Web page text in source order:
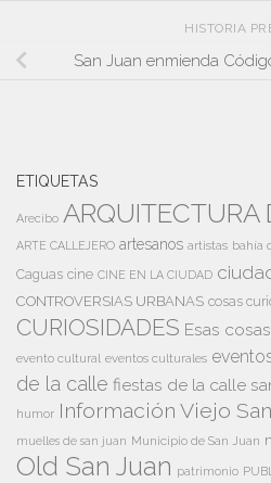
HISTORIA
San Juan enmienda
ETIQUETAS
Arecibo ARQUITECTURA
ARTE CALLEJERO artesanos artistas bahía
Caguas cine CINE EN LA CIUDAD
CONTROVERSIAS URBANAS cosas
CURIOSIDADES Esas
evento cultural eventos culturales
de la calle fiestas de la calle
humor Información Viejo
muelles de san juan Municipio de San Juan
Old San Juan patrimonio